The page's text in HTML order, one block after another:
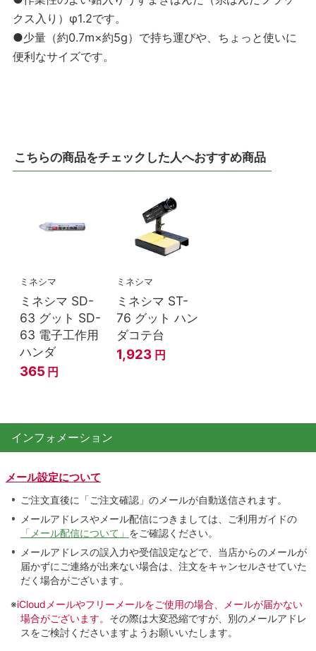
クス入り）φ1.2です。
●少量（約0.7m×約5g）で持ち運びや、ちょっと使いに
便利なサイズです。
こちらの商品をチェックした人へおすすめ商品
ミネシマ
ミネシマ SD-
63 グット SD-
63 電子工作用
ハンダ
365 円
ミネシマ
ミネシマ ST-
76 グット ハン
ダコテ台
1,923 円
インフォメーション
メール設定について
ご注文直後に「ご注文確認」のメールが自動送信されます。
メールアドレスやメール配信につきましては、ご利用ガイドの
「メール配信について」 をご確認ください。
メールアドレスの誤入力や受信設定などで、当店からのメールが
届かずにご連絡が出来ない場合は、注文をキャンセルさせていた
だく場合がございます。
※iCloudメールやフリーメールをご使用の場合、メールが届かない
場合がございます。 その際は大変恐縮ですが、別のメールアドレ
スをご検討くださいますようお願いいたします。